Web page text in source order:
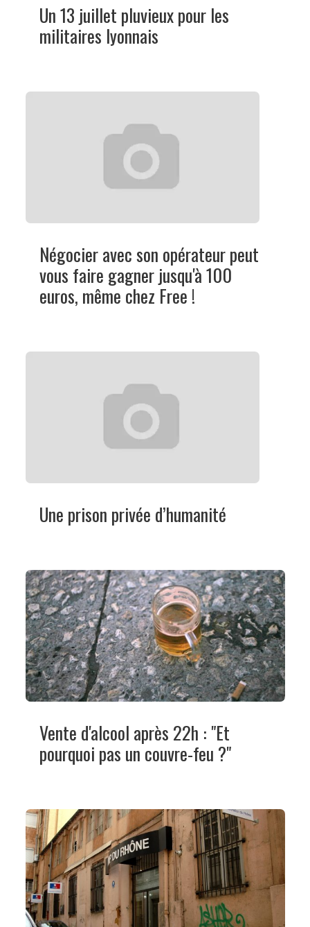
Un 13 juillet pluvieux pour les
militaires lyonnais
Négocier avec son opérateur peut
vous faire gagner jusqu'à 100
euros, même chez Free !
Une prison privée d’humanité
Vente d'alcool après 22h : "Et
pourquoi pas un couvre-feu ?"